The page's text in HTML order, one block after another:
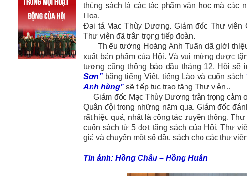
thùng sách là các tác phẩm văn học mà các
Hoa.
Đại tá Mạc Thùy Dương, Giám đốc Thư viện
Thư viện đã trân trọng tiếp đoàn.
Thiếu tướng Hoàng Anh Tuấn đã giới
xuất bản phẩm của Hội. Và vui mừng được
tướng cũng thông báo đầu tháng 12, Hội sẽ
Sơn” bằng tiếng Việt, tiếng Lào và cuốn sách
Anh hùng” sẽ tiếp tục trao tặng Thư viện…
Giám đốc Mạc Thùy Dương trân trọng cảm
Quân đội trong những năm qua. Giám đốc
rất hiệu quả, nhất là công tác truyền thông.
cuốn sách từ 5 đợt tặng sách của Hội. Thư
giả và chuyển một số đầu sách cho các thư
Tin ảnh: Hồng Châu – Hồng Huân